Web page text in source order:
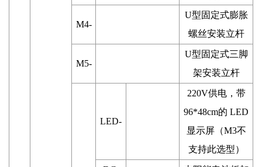
M4-
U型固定式膨胀
螺丝安装立杆
M5-
U型固定式三脚
架安装立杆
LED-
220V供电，带
96*48cm的 LED
显示屏（M3不
支持此选型）